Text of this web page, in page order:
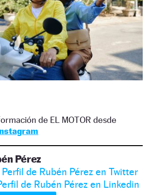
de EL MOTOR desde
Pérez
Perfil de Rubén Pérez en Twitter
de Rubén Pérez en Linkedin